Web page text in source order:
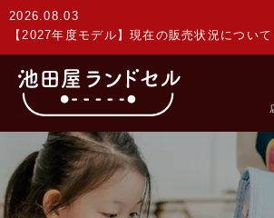
2026.08.03
【2027年度モデル】現在の販売状況について